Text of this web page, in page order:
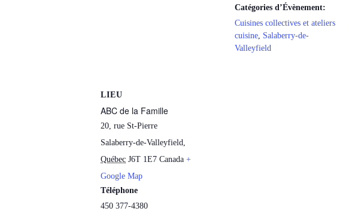
Catégories d’Évènement:
Cuisines collectives et ateliers
cuisine, Salaberry-de-
Valleyfield
LIEU
ABC de la Famille
20, rue St-Pierre
Salaberry-de-Valleyfield,
Québec J6T 1E7 Canada +
Google Map
Téléphone
450 377-4380